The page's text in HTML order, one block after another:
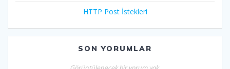
HTTP Post İstekleri
SON YORUMLAR